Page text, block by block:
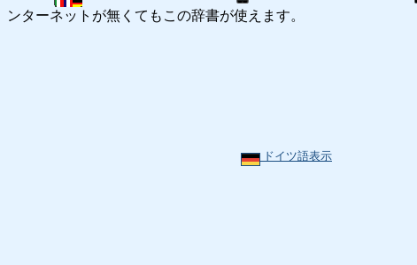
ンターネットが無くてもこの辞書が使えます。
ドイツ語表示